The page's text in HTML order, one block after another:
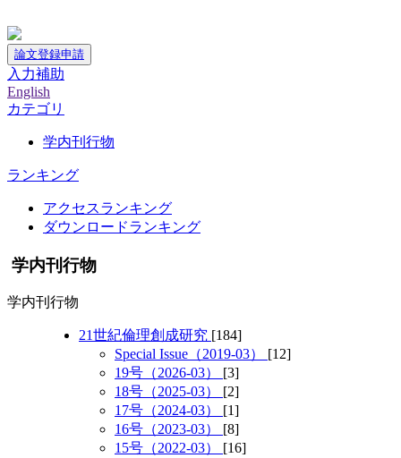
論文登録申請
入力補助
English
カテゴリ
学内刊行物
ランキング
アクセスランキング
ダウンロードランキング
学内刊行物
学内刊行物
21世紀倫理創成研究 [184]
Special Issue（2019-03） [12]
19号（2026-03） [3]
18号（2025-03） [2]
17号（2024-03） [1]
16号（2023-03） [8]
15号（2022-03） [16]